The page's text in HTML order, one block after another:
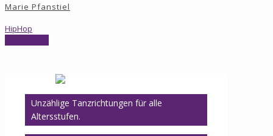
Marie Pfanstiel
HipHop
Unzählige Tanzrichtungen für alle
Altersstufen.